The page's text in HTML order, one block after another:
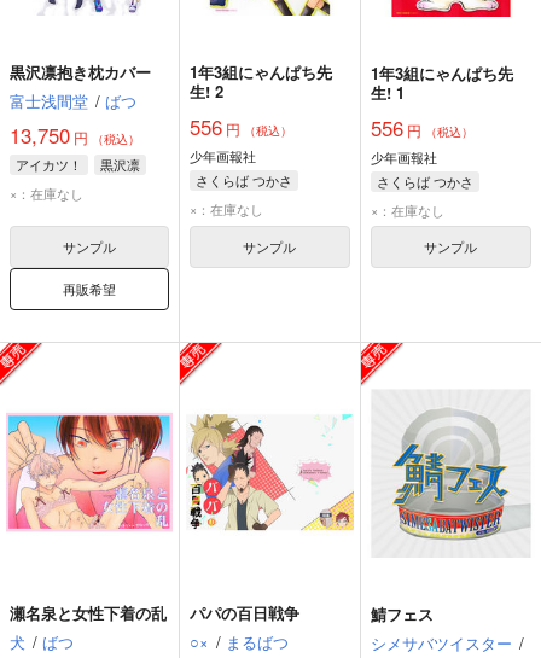
黒沢凛抱き枕カバー
富士浅間堂 / ばつ
13,750 円 （税込）
アイカツ！
黒沢凛
×：在庫なし
サンプル
再販希望
1年3組にゃんぱち先
生! 2
556 円 （税込）
少年画報社
さくらば つかさ
×：在庫なし
サンプル
1年3組にゃんぱち先
生! 1
556円 （税込）
少年画報社
さくらば つかさ
×：在庫なし
サンプル
瀬名泉と女性下着の乱
犬 / ばつ
パパの百日戦争
○× / まるばつ
鯖フェス
シメサバツイスター /